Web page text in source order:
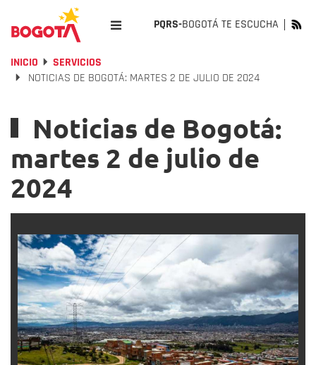
PQRS-BOGOTÁ TE ESCUCHA
INICIO
SERVICIOS
NOTICIAS DE BOGOTÁ: MARTES 2 DE JULIO DE 2024
Noticias de Bogotá:
martes 2 de julio de
2024